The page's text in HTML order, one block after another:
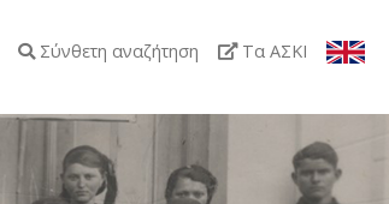
Σύνθετη αναζήτηση Τα ΑΣΚΙ